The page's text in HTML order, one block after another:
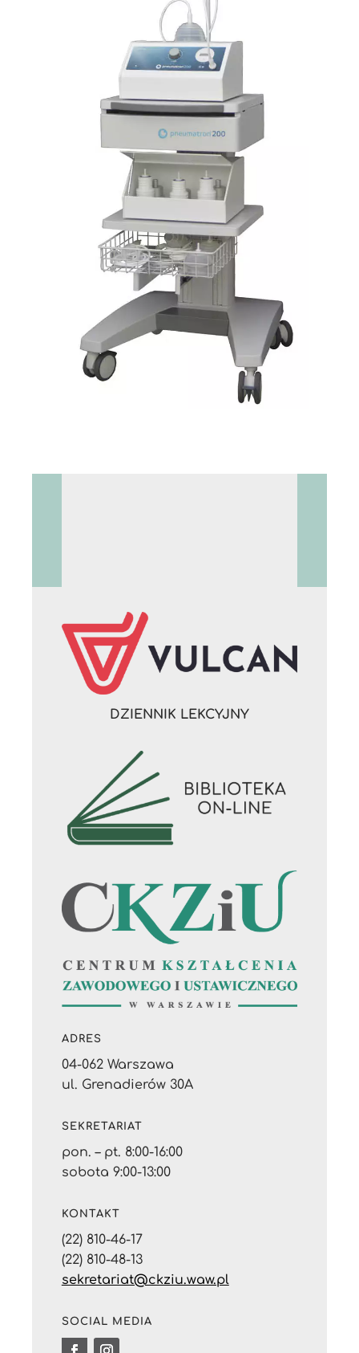
DZIENNIK LEKCYJNY
ADRES
04-062 Warszawa
ul. Grenadierów 30A
SEKRETARIAT
pon. – pt. 8:00-16:00
sobota 9:00-13:00
KONTAKT
(22) 810-46-17
(22) 810-48-13
sekretariat@ckziu.waw.pl
SOCIAL MEDIA